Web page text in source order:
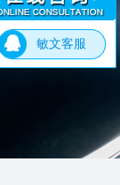
敏文客服